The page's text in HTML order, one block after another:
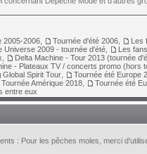
2005-2006 Tournée d'été 2006 Les
Universe 2009 - tournée d'été Les
Delta Machine - Tour 2013 (tournée
- Plateaux TV / concerts promo (hors
Global Spirit Tour Tournée été Europe
Tournée Amérique 2018 Tournée été
entre eux
: Pour les pêches moles, merci